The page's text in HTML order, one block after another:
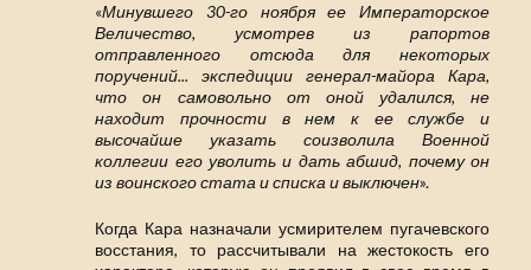
«Минувшего 30-го ноября ее Императорское
Величество, усмотрев из рапортов
отправленного отсюда для некоторых
поручений... экспедиции генерал-майора Кара,
что он самовольно от оной удалился, не
находит прочности в нем к ее службе и
высочайше указать соизволила Военной
коллегии его уволить и дать абшид, почему он
из воинского стата и списка и выключен».
Когда Кара назначали усмирителем пугачевского
восстания, то рассчитывали на жестокость его